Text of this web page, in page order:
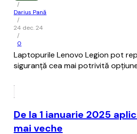
/
Darius Pană
/
24 dec. 24
/
0
Laptopurile Lenovo Legion pot
siguranță cea mai potrivită
De la 1 ianuarie 2025
mai veche